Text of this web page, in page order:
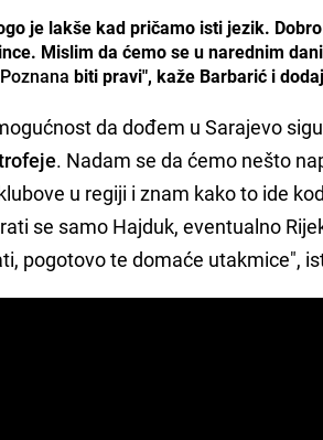
je lakše kad pričamo isti jezik.
Mislim da ćemo se u narednim
biti pravi", kaže Barbarić i
da dođem u Sarajevo
. Nadam se da ćemo nešto
u regiji i znam kako to ide
se samo Hajduk, eventualno
pogotovo te domaće utakmice",